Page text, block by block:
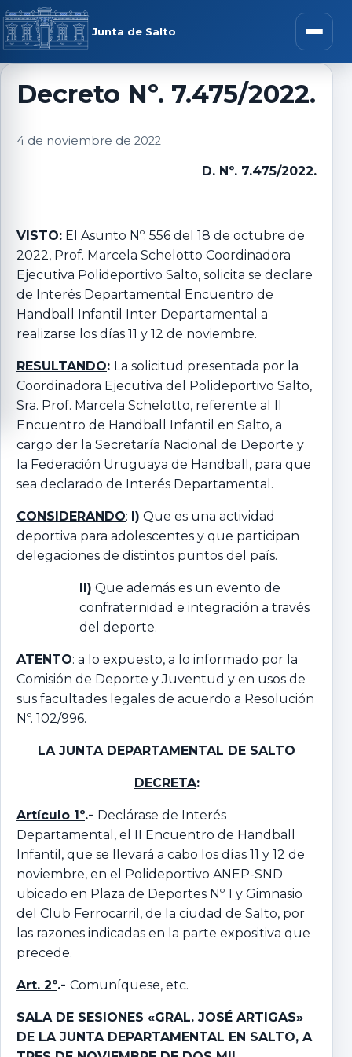
Saltar al contenido
Junta de Salto Abrir
menú
Decreto Nº. 7.475/2022.
4 de noviembre de 2022
D. Nº. 7.475/2022.
VISTO: El Asunto Nº. 556 del 18 de octubre de
2022, Prof. Marcela Schelotto Coordinadora
Ejecutiva Polideportivo Salto, solicita se declare
de Interés Departamental Encuentro de
Handball Infantil Inter Departamental a
realizarse los días 11 y 12 de noviembre.
RESULTANDO: La solicitud presentada por la
Coordinadora Ejecutiva del Polideportivo Salto,
Sra. Prof. Marcela Schelotto, referente al II
Encuentro de Handball Infantil en Salto, a
cargo der la Secretaría Nacional de Deporte y
la Federación Uruguaya de Handball, para que
sea declarado de Interés Departamental.
CONSIDERANDO: I) Que es una actividad
deportiva para adolescentes y que participan
delegaciones de distintos puntos del país.
II) Que además es un evento de
confraternidad e integración a través
del deporte.
ATENTO: a lo expuesto, a lo informado por la
Comisión de Deporte y Juventud y en usos de
sus facultades legales de acuerdo a Resolución
Nº. 102/996.
LA JUNTA DEPARTAMENTAL DE SALTO
DECRETA:
Artículo 1º.- Declárase de Interés
Departamental, el II Encuentro de Handball
Infantil, que se llevará a cabo los días 11 y 12 de
noviembre, en el Polideportivo ANEP-SND
ubicado en Plaza de Deportes Nº 1 y Gimnasio
del Club Ferrocarril, de la ciudad de Salto, por
las razones indicadas en la parte expositiva que
precede.
Art. 2º.- Comuníquese, etc.
SALA DE SESIONES «GRAL. JOSÉ ARTIGAS»
DE LA JUNTA DEPARTAMENTAL EN SALTO, A